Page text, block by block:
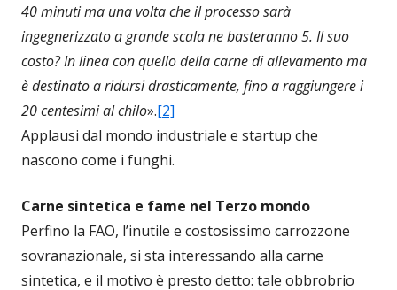
40 minuti ma una volta che il processo sarà
ingegnerizzato a grande scala ne basteranno 5. Il suo
costo? In linea con quello della carne di allevamento ma
è destinato a ridursi drasticamente, fino a raggiungere i
20 centesimi al chilo».[2]
Applausi dal mondo industriale e startup che
nascono come i funghi.
Carne sintetica e fame nel Terzo mondo
Perfino la FAO, l’inutile e costosissimo carrozzone
sovranazionale, si sta interessando alla carne
sintetica, e il motivo è presto detto: tale obbrobrio